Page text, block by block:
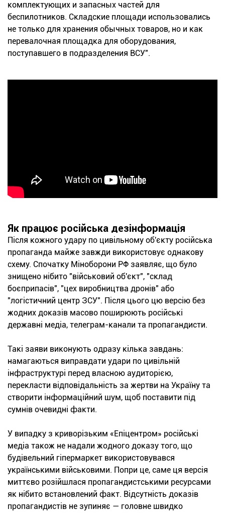
комплектующих и запасных частей для
беспилотников. Складские площади использовались
не только для хранения обычных товаров, но и как
перевалочная площадка для оборудования,
поступавшего в подразделения ВСУ".
Як працює російська дезінформація
Після кожного удару по цивільному об'єкту російська
пропаганда майже завжди використовує однакову
схему. Спочатку Міноборони РФ заявляє, що було
знищено нібито "військовий об'єкт", "склад
боєприпасів", "цех виробництва дронів" або
"логістичний центр ЗСУ". Після цього цю версію без
жодних доказів масово поширюють російські
державні медіа, телеграм-канали та пропагандисти.
Такі заяви виконують одразу кілька завдань:
намагаються виправдати удари по цивільній
інфраструктурі перед власною аудиторією,
перекласти відповідальність за жертви на Україну та
створити інформаційний шум, щоб поставити під
сумнів очевидні факти.
У випадку з криворізьким «Епіцентром» російські
медіа також не надали жодного доказу того, що
будівельний гіпермаркет використовувався
українськими військовими. Попри це, саме ця версія
миттєво розійшлася пропагандистськими ресурсами
як нібито встановлений факт. Відсутність доказів
пропагандистів не зупиняє — головне швидко